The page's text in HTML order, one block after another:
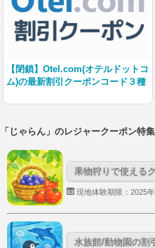
【閉鎖】Otel.com(オテルドットコ
ム)の最新割引クーポンコード３種
「じゃらん」のレジャークーポン特集
果物狩りで使える
現地体験期限：2025
水族館/動物園の割